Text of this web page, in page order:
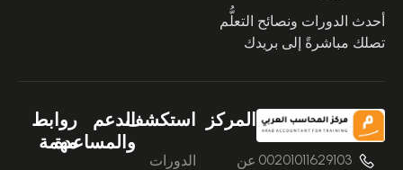
أحدث الدورات ونصائح التعلُّم
تصلك مباشرةً إلى بريدك
00201011629103
المركز
عن
استكشف
الدورات
الدعم
والمساعدة
روابط
مهمة